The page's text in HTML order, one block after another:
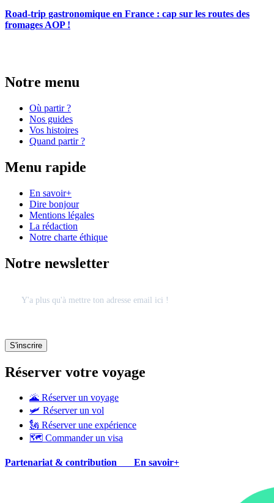
Road-trip gastronomique en France : cap sur les routes des
fromages AOP !
Notre menu
Où partir ?
Nos guides
Vos histoires
Quand partir ?
Menu rapide
En savoir+
Dire bonjour
Mentions légales
La rédaction
Notre charte éthique
Notre newsletter
Réserver votre voyage
🌋 Réserver un voyage
🛩 Réserver un vol
🗽 Réserver une expérience
🗺 Commander un visa
Partenariat & contribution En savoir+